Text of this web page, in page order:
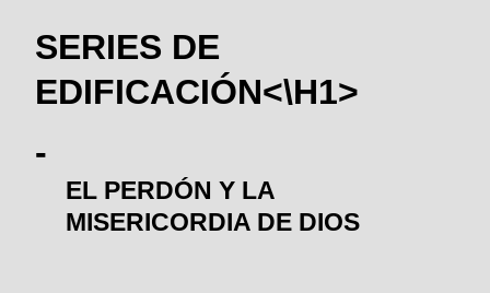
SERIES DE
EDIFICACIÓN<\H1>
EL PERDÓN Y LA
MISERICORDIA DE DIOS